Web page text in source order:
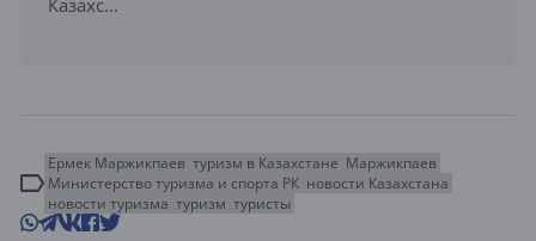
Казахс...
Ермек Маржикпаев туризм в Казахстане Маржикпаев
Министерство туризма и спорта РК новости Казахстана
новости туризма туризм туристы